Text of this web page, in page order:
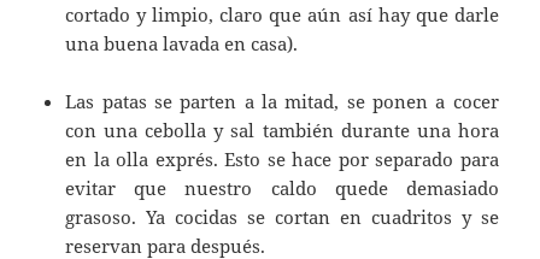
cortado y limpio, claro que aún así hay que darle
una buena lavada en casa).
Las patas se parten a la mitad, se ponen a cocer
con una cebolla y sal también durante una hora
en la olla exprés. Esto se hace por separado para
evitar que nuestro caldo quede demasiado
grasoso. Ya cocidas se cortan en cuadritos y se
reservan para después.